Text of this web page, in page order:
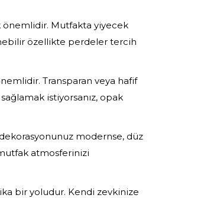
önemlidir. Mutfakta yiyecek
özellikte perdeler tercih
Transparan veya hafif
istiyorsanız, opak
modernse, düz
atmosferinizi
bir yoludur. Kendi zevkinize